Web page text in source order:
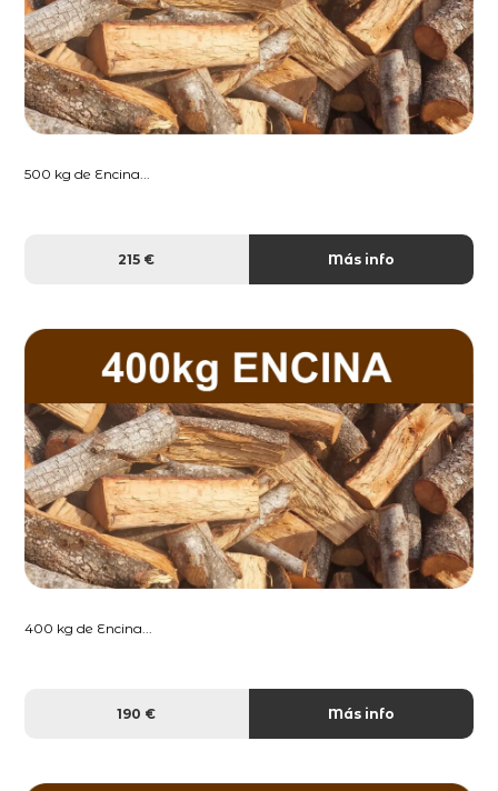
500 kg de Encina...
215 € Más info
400 kg de Encina...
190 € Más info